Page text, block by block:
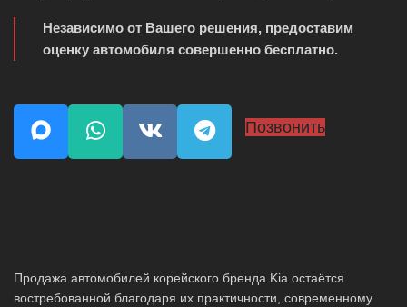
Независимо от Вашего решения, предоставим
оценку автомобиля совершенно бесплатно.
Позвонить
Продажа автомобилей корейского бренда Kia остаётся
востребованной благодаря их практичности, современному